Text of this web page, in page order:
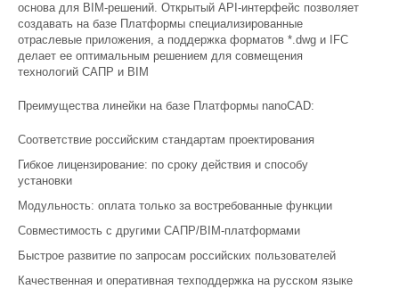
основа для BIM-решений. Открытый API-интерфейс позволяет
создавать на базе Платформы специализированные
отраслевые приложения, а поддержка форматов *.dwg и IFC
делает ее оптимальным решением для совмещения
технологий САПР и BIM
Преимущества линейки на базе Платформы nanoCAD:
Соответствие российским стандартам проектирования
Гибкое лицензирование: по сроку действия и способу
установки
Модульность: оплата только за востребованные функции
Совместимость с другими САПР/BIM-платформами
Быстрое развитие по запросам российских пользователей
Качественная и оперативная техподдержка на русском языке